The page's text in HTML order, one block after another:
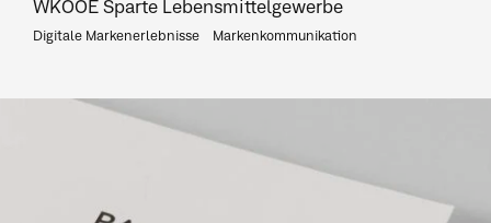
WKOOE Sparte Lebensmittelgewerbe
Digitale Markenerlebnisse Markenkommunikation